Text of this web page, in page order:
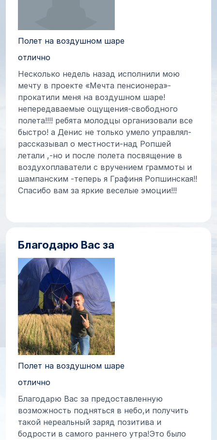
Полет на воздушном шаре
отлично
Несколько недель назад исполнили мою
мечту в проекте «Мечта пенсионера»-
прокатили меня на воздушном шаре!
непередаваемые ощущения-свободного
полета!!!! ребята молодцы организовали все
быстро! а Денис не только умело управлял-
рассказывал о местности-над Ропшей
летали ,-но и после полета посвящение в
воздухоплаватели с вручением граммоты и
шампанским -теперь я Графиня Ропшинская!!
Спасибо вам за яркие веселые эмоции!!!
Благодарю Вас за
Полет на воздушном шаре
отлично
Благодарю Вас за предоставленную
возможность подняться в небо,и получить
такой нереальный заряд позитива и
бодрости в самого раннего утра!Это было